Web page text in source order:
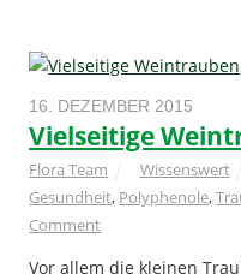
16. DEZEMBER 2015
Vielseitige
Flora Team Wissenswert
Gesundheit, Polyphenole,
Comment
Vor allem die kleinen